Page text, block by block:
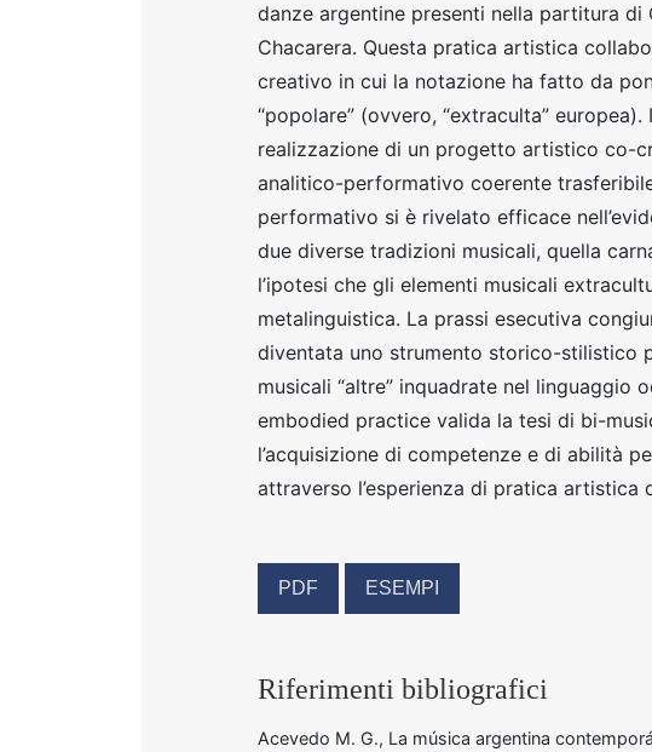
danze argentine presenti nella partitura di
Chacarera. Questa pratica artistica
creativo in cui la notazione ha fatto da
“popolare” (ovvero, “extraculta”
realizzazione di un progetto artistico co-
analitico-performativo coerente
performativo si è rivelato efficace
due diverse tradizioni musicali, quella
l’ipotesi che gli elementi musicali
metalinguistica. La prassi esecutiva
diventata uno strumento storico-stilistico
musicali “altre” inquadrate nel linguaggio
embodied practice valida la tesi di bi-
l’acquisizione di competenze e di abilità
attraverso l’esperienza di pratica artistica
PDF ESEMPI
Riferimenti bibliografici
Acevedo M. G., La música argentina